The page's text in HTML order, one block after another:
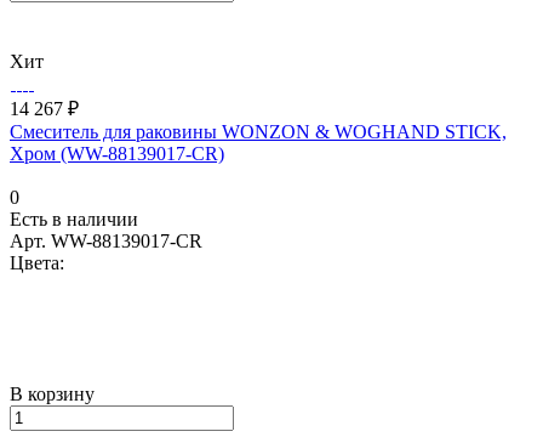
Хит
14 267 ₽
Смеситель для раковины WONZON & WOGHAND STICK,
Хром (WW-88139017-CR)
0
Есть в наличии
Арт. WW-88139017-CR
Цвета:
В корзину